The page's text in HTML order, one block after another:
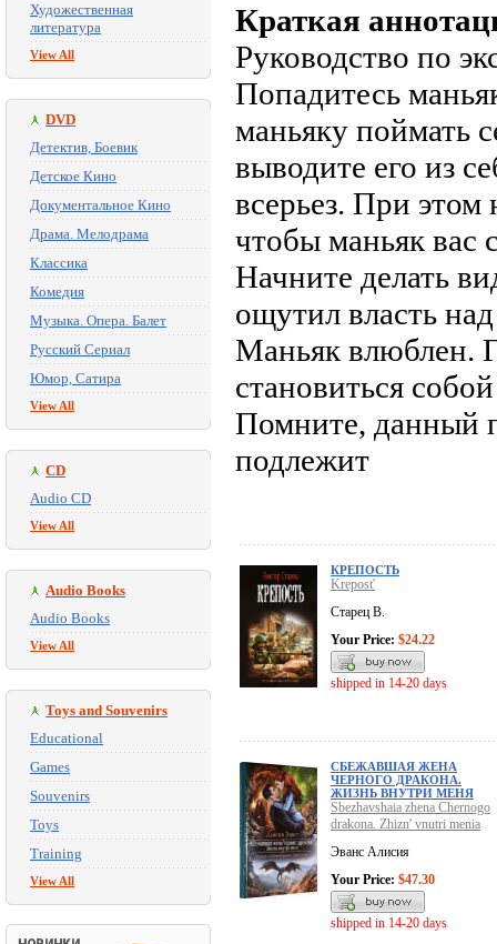
Художественная
литература
View All
DVD
Детектив, Боевик
Детское Кино
Документальное Кино
Драма. Мелодрама
Классика
Комедия
Музыка. Опера. Балет
Русский Сериал
Юмор, Сатира
View All
CD
Audio CD
View All
Audio Books
Audio Books
View All
Toys and Souvenirs
Educational
Games
Souvenirs
Toys
Training
View All
Краткая
Руководство по
Попадитесь
маньяку поймать
выводите его из
всерьез. При этом
чтобы маньяк вас
Начните делать
ощутил власть
Маньяк влюблен.
становиться
Помните, данный
подлежит
КРЕПОСТЬ
Krepost'
Старец В.
Your Price: $24.22
shipped in 14-20 days
СБЕЖАВШАЯ ЖЕНА
ЧЕРНОГО ДРАКОНА.
ЖИЗНЬ ВНУТРИ МЕНЯ
Sbezhavshaia zhena Chernogo
drakona. Zhizn' vnutri menia
Эванс Алисия
Your Price: $47.30
shipped in 14-20 days